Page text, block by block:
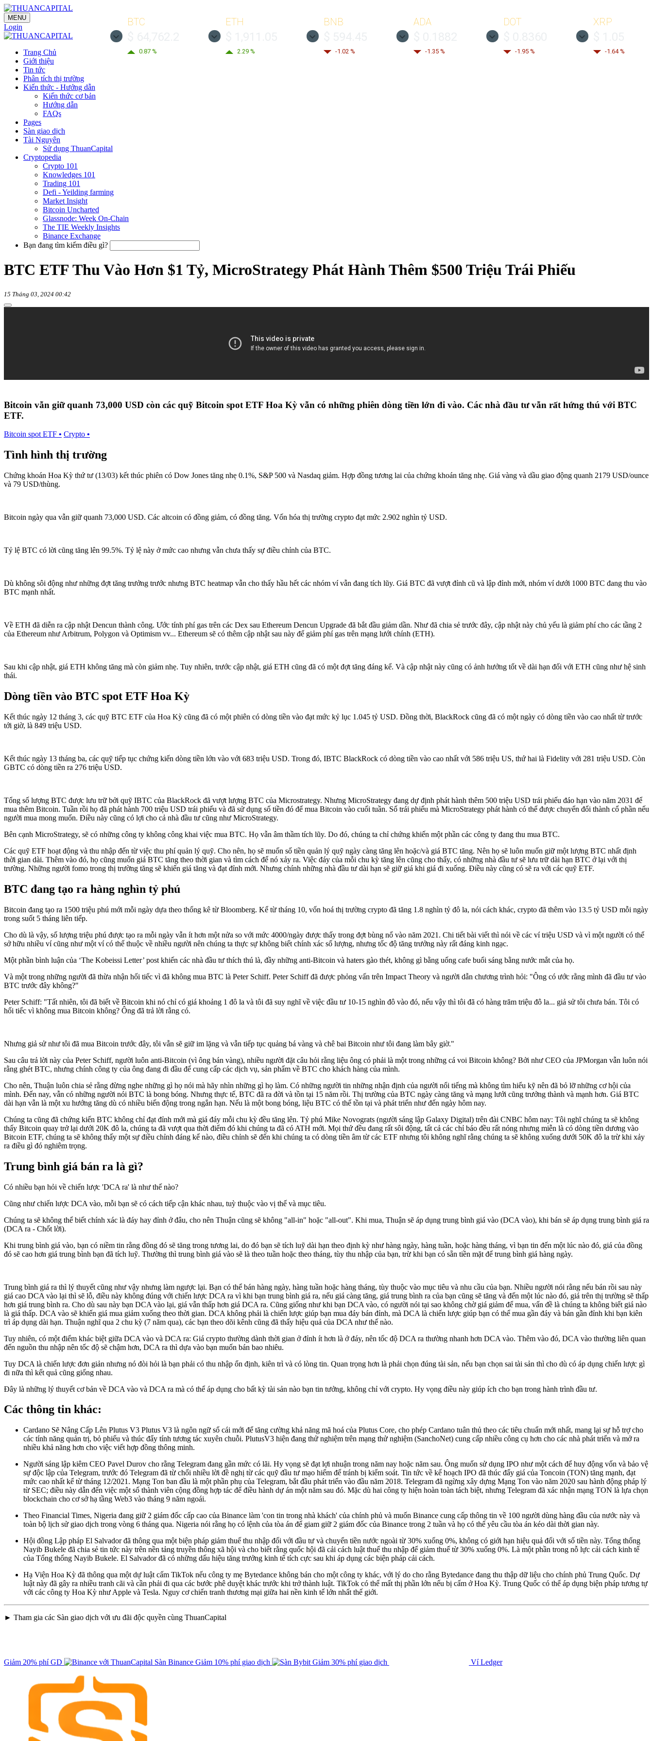
BTC
0.87 %
ETH
2.29 %
BNB
-1.02 %
ADA
-1.35 %
DOT
-1.95 %
XRP
-1.64 %
MENU
Login
Trang Chủ
Giới thiệu
Tin tức
Phân tích thị trường
Kiến thức - Hướng dẫn
Kiến thức cơ bản
Hướng dẫn
FAQs
Pages
Sàn giao dịch
Tài Nguyên
Sử dụng ThuanCapital
Cryptopedia
Crypto 101
Knowledges 101
Trading 101
Defi - Yeilding farming
Market Insight
Bitcoin Uncharted
Glassnode: Week On-Chain
The TIE Weekly Insights
Binance Exchange
Bạn đang tìm kiếm điều gì?
BTC ETF Thu Vào Hơn $1 Tỷ, MicroStrategy Phát Hành Thêm $500 Triệu Trái Phiếu
15 Tháng 03, 2024 00:42
Bitcoin vẫn giữ quanh 73,000 USD còn các quỹ Bitcoin spot ETF Hoa Kỳ vẫn có những phiên dòng tiền lớn đi vào. Các nhà đầu tư vẫn rất hứng thú với BTC
ETF.
Bitcoin spot ETF • Crypto •
Tình hình thị trường
Chứng khoán Hoa Kỳ thứ tư (13/03) kết thúc phiên có Dow Jones tăng nhẹ 0.1%, S&P 500 và Nasdaq giảm. Hợp đồng tương lai của chứng khoán tăng nhẹ. Giá vàng và dầu giao động quanh 2179 USD/ounce
và 79 USD/thùng.
Bitcoin ngày qua vẫn giữ quanh 73,000 USD. Các altcoin có đồng giảm, có đồng tăng. Vốn hóa thị trường crypto đạt mức 2.902 nghìn tỷ USD.
Tỷ lệ BTC có lời cũng tăng lên 99.5%. Tỷ lệ này ở mức cao nhưng vẫn chưa thấy sự điều chỉnh của BTC.
Dù không sôi động như những đợt tăng trưởng trước nhưng BTC heatmap vẫn cho thấy hầu hết các nhóm ví vẫn đang tích lũy. Giá BTC đã vượt đỉnh cũ và lập đỉnh mới, nhóm ví dưới 1000 BTC đang thu vào
BTC mạnh nhất.
Về ETH đã diễn ra cập nhật Dencun thành công. Ước tính phí gas trên các Dex sau Ethereum Dencun Upgrade đã bắt đầu giảm dần. Như đã chia sẻ trước đây, cập nhật này chủ yếu là giảm phí cho các tầng 2
của Ethereum như Arbitrum, Polygon và Optimism vv... Ethereum sẽ có thêm cập nhật sau này để giảm phí gas trên mạng lưới chính (ETH).
Sau khi cập nhật, giá ETH không tăng mà còn giảm nhẹ. Tuy nhiên, trước cập nhật, giá ETH cũng đã có một đợt tăng đáng kể. Và cập nhật này cũng có ảnh hưởng tốt về dài hạn đối với ETH cũng như hệ sinh
thái.
Dòng tiền vào BTC spot ETF Hoa Kỳ
Kết thúc ngày 12 tháng 3, các quỹ BTC ETF của Hoa Kỳ cũng đã có một phiên có dòng tiền vào đạt mức kỷ lục 1.045 tỷ USD. Đồng thời, BlackRock cũng đã có một ngày có dòng tiền vào cao nhất từ trước
tới giờ, là 849 triệu USD.
Kết thúc ngày 13 tháng ba, các quỹ tiếp tục chứng kiến dòng tiền lớn vào với 683 triệu USD. Trong đó, IBTC BlackRock có dòng tiền vào cao nhất với 586 triệu US, thứ hai là Fidelity với 281 triệu USD. Còn
GBTC có dòng tiền ra 276 triệu USD.
Tổng số lượng BTC được lưu trữ bởi quỹ IBTC của BlackRock đã vượt lượng BTC của Microstrategy. Nhưng MicroStrategy đang dự định phát hành thêm 500 triệu USD trái phiếu đáo hạn vào năm 2031 để
mua thêm Bitcoin. Tuần rồi họ đã phát hành 700 triệu USD trái phiếu và đã sử dụng số tiền đó để mua Bitcoin vào cuối tuần. Số trái phiếu mà MicroStrategy phát hành có thể được chuyển đổi thành cổ phần nếu
người mua mong muốn. Điều này cũng có lợi cho cả nhà đầu tư cũng như MicroStrategy.
Bên cạnh MicroStrategy, sẽ có những công ty không công khai việc mua BTC. Họ vẫn âm thầm tích lũy. Do đó, chúng ta chỉ chứng khiến một phần các công ty đang thu mua BTC.
Các quỹ ETF hoạt động và thu nhập đến từ việc thu phí quản lý quỹ. Cho nên, họ sẽ muốn số tiền quản lý quỹ ngày càng tăng lên hoặc/và giá BTC tăng. Nên họ sẽ luôn muốn giữ một lượng BTC nhất định
thời gian dài. Thêm vào đó, họ cũng muốn giá BTC tăng theo thời gian và tìm cách để nó xảy ra. Việc đáy của mỗi chu kỳ tăng lên cũng cho thấy, có những nhà đầu tư sẽ lưu trữ dài hạn BTC ở lại với thị
trường. Những người fomo trong thị trường tăng sẽ khiến giá tăng và đạt đỉnh mới. Nhưng chính những nhà đầu tư dài hạn sẽ giữ giá khi giá đi xuống. Điều này cũng có sẽ ra với các quỹ ETF.
BTC đang tạo ra hàng nghìn tỷ phú
Bitcoin đang tạo ra 1500 triệu phú mới mỗi ngày dựa theo thống kê từ Bloomberg. Kể từ tháng 10, vốn hoá thị trường crypto đã tăng 1.8 nghìn tỷ đô la, nói cách khác, crypto đã thêm vào 13.5 tỷ USD mỗi ngày
trong suốt 5 tháng liên tiếp.
Cho dù là vậy, số lượng triệu phú được tạo ra mỗi ngày vẫn ít hơn một nửa so với mức 4000/ngày được thấy trong đợt bùng nổ vào năm 2021. Chi tiết bài viết thì nói về các ví triệu USD và vì một người có thể
sở hữu nhiều ví cũng như một ví có thể thuộc về nhiều người nên chúng ta thực sự không biết chính xác số lượng, nhưng tốc độ tăng trưởng này rất đáng kinh ngạc.
Một phần bình luận của ‘The Kobeissi Letter’ post khiến các nhà đầu tư thích thú là, đầy những anti-Bitcoin và haters gào thét, không gì bằng uống cafe buổi sáng bằng nước mắt của họ.
Và một trong những người đã thừa nhận hối tiếc vì đã không mua BTC là Peter Schiff. Peter Schiff đã được phỏng vấn trên Impact Theory và người dẫn chương trình hỏi: "Ông có ước rằng mình đã đầu tư vào
BTC trước đây không?"
Peter Schiff: "Tất nhiên, tôi đã biết về Bitcoin khi nó chỉ có giá khoảng 1 đô la và tôi đã suy nghĩ về việc đầu tư 10-15 nghìn đô vào đó, nếu vậy thì tôi đã có hàng trăm triệu đô la... giả sử tôi chưa bán. Tôi có
hối tiếc vì không mua Bitcoin không? Ông đã trả lời rằng có.
Nhưng giả sử như tôi đã mua Bitcoin trước đây, tôi vẫn sẽ giữ im lặng và vẫn tiếp tục quảng bá vàng và chê bai Bitcoin như tôi đang làm bây giờ."
Sau câu trả lời này của Peter Schiff, người luôn anti-Bitcoin (vì ông bán vàng), nhiều người đặt câu hỏi rằng liệu ông có phải là một trong những cá voi Bitcoin không? Bởi như CEO của JPMorgan vẫn luôn nói
rằng ghét BTC, nhưng chính công ty của ông đang đi đầu để cung cấp các dịch vụ, sản phẩm về BTC cho khách hàng của mình.
Cho nên, Thuận luôn chia sẻ rằng đừng nghe những gì họ nói mà hãy nhìn những gì họ làm. Có những người tin những nhận định của người nổi tiếng mà không tìm hiểu kỹ nên đã bỏ lỡ những cơ hội của
mình. Đến nay, vẫn có những người nói BTC là bong bóng. Nhưng thực tế, BTC đã ra đời và tồn tại 15 năm rồi. Thị trường của BTC ngày càng tăng và mạng lưới cũng trưởng thành và mạnh hơn. Giá BTC
dài hạn vẫn là một xu hướng tăng dù có nhiều biến động trong ngắn hạn. Nếu là một bong bóng, liệu BTC có thể tồn tại và phát triển như đến ngày hôm nay.
Chúng ta cũng đã chứng kiến BTC không chỉ đạt đỉnh mới mà giá đáy mỗi chu kỳ đều tăng lên. Tỷ phú Mike Novograts (người sáng lập Galaxy Digital) trên đài CNBC hôm nay: Tôi nghĩ chúng ta sẽ không
thấy Bitcoin quay trở lại dưới 20K đô la, chúng ta đã vượt qua thời điểm đó khi chúng ta đã có ATH mới. Mọi thứ đều đang rất sôi động, tất cả các chỉ báo đều rất nóng nhưng miễn là có dòng tiền dương vào
Bitcoin ETF, chúng ta sẽ không thấy một sự điều chỉnh đáng kể nào, điều chỉnh sẽ đến khi chúng ta có dòng tiền âm từ các ETF nhưng tôi không nghĩ rằng chúng ta sẽ không xuống dưới 50K đô la trừ khi xảy
ra điều gì đó nghiêm trọng.
Trung bình giá bán ra là gì?
Có nhiều bạn hỏi về chiến lược 'DCA ra' là như thế nào?
Cũng như chiến lược DCA vào, mỗi bạn sẽ có cách tiếp cận khác nhau, tuỳ thuộc vào vị thế và mục tiêu.
Chúng ta sẽ không thể biết chính xác là đáy hay đỉnh ở đâu, cho nên Thuận cũng sẽ không "all-in" hoặc "all-out". Khi mua, Thuận sẽ áp dụng trung bình giá vào (DCA vào), khi bán sẽ áp dụng trung bình giá ra
(DCA ra - Chốt lời).
Khi trung bình giá vào, bạn có niềm tin rằng đồng đó sẽ tăng trong tương lai, do đó bạn sẽ tích luỹ dài hạn theo định kỳ như hàng ngày, hàng tuần, hoặc hàng tháng, vì bạn tin đến một lúc nào đó, giá của đồng
đó sẽ cao hơn giá trung bình bạn đã tích luỹ. Thường thì trung bình giá vào sẽ là theo tuần hoặc theo tháng, tùy thu nhập của bạn, trừ khi bạn có sẵn tiền mặt để trung bình giá hàng ngày.
Trung bình giá ra thì lý thuyết cũng như vậy nhưng làm ngược lại. Bạn có thể bán hàng ngày, hàng tuần hoặc hàng tháng, tùy thuộc vào mục tiêu và nhu cầu của bạn. Nhiều người nói rằng nếu bán rồi sau này
giá cao DCA vào lại thì sẽ lỗ, điều này không đúng với chiến lược DCA ra vì khi bạn trung bình giá ra, nếu giá càng tăng, giá trung bình ra của bạn cũng sẽ tăng và đến một lúc nào đó, giá trên thị trường sẽ thấp
hơn giá trung bình ra. Cho dù sau này bạn DCA vào lại, giá vẫn thấp hơn giá DCA ra. Cũng giống như khi bạn DCA vào, có người nói tại sao không chờ giá giảm để mua, vấn đề là chúng ta không biết giá nào
là giá thấp. DCA vào sẽ khiến giá mua giảm xuống theo thời gian. DCA không phải là chiến lược giúp bạn mua đáy bán đỉnh, mà DCA là chiến lược giúp bạn có thể mua gần đáy và bán gần đỉnh khi bạn kiên
trì áp dụng dài hạn. Thuận nghĩ qua 2 chu kỳ (7 năm qua), các bạn theo dõi kênh cũng đã thấy hiệu quả của DCA như thế nào.
Tuy nhiên, có một điểm khác biệt giữa DCA vào và DCA ra: Giá crypto thường dành thời gian ở đỉnh ít hơn là ở đáy, nên tốc độ DCA ra thường nhanh hơn DCA vào. Thêm vào đó, DCA vào thường liên quan
đến nguồn thu nhập nên tốc độ sẽ chậm hơn, DCA ra thì dựa vào bạn muốn bán bao nhiêu.
Tuy DCA là chiến lược đơn giản nhưng nó đòi hỏi là bạn phải có thu nhập ổn định, kiên trì và có lòng tin. Quan trọng hơn là phải chọn đúng tài sản, nếu bạn chọn sai tài sản thì cho dù có áp dụng chiến lược gì
đi nữa thì kết quả cũng giống nhau.
Đây là những lý thuyết cơ bản về DCA vào và DCA ra mà có thể áp dụng cho bất kỳ tài sản nào bạn tin tưởng, không chỉ với crypto. Hy vọng điều này giúp ích cho bạn trong hành trình đầu tư.
Các thông tin khác:
Cardano Sẽ Nâng Cấp Lên Plutus V3 Plutus V3 là ngôn ngữ sổ cái mới để tăng cường khả năng mã hoá của Plutus Core, cho phép Cardano tuân thủ theo các tiêu chuẩn mới nhất, mang lại sự hỗ trợ cho
các tính năng quản trị, bỏ phiếu và thúc đẩy tính tương tác xuyên chuỗi. PlutusV3 hiện đang thử nghiệm trên mạng thử nghiệm (SanchoNet) cung cấp nhiều công cụ hơn cho các nhà phát triển và mở ra
nhiều khả năng hơn cho việc viết hợp đồng thông minh.
Người sáng lập kiêm CEO Pavel Durov cho rằng Telegram đang gần mức có lãi. Hy vọng sẽ đạt lợi nhuận trong năm nay hoặc năm sau. Ông muốn sử dụng IPO như một cách để huy động vốn và bảo vệ
sự độc lập của Telegram, trước đó Telegram đã từ chối nhiều lời đề nghị từ các quỹ đầu tư mạo hiểm để tránh bị kiểm soát. Tin tức về kế hoạch IPO đã thúc đẩy giá của Toncoin (TON) tăng mạnh, đạt
mức cao nhất kể từ tháng 12/2021. Mạng Ton ban đầu là một phần phụ của Telegram, bắt đầu phát triển vào đầu năm 2018. Telegram đã ngừng xây dựng Mạng Ton vào năm 2020 sau hành động pháp lý
từ SEC; điều này dẫn đến việc một số thành viên cộng đồng hợp tác để điều hành dự án một năm sau đó. Mặc dù hai công ty hiện hoàn toàn tách biệt, nhưng Telegram đã xác nhận mạng TON là lựa chọn
blockchain cho cơ sở hạ tầng Web3 vào tháng 9 năm ngoái.
Theo Financial Times, Nigeria đang giữ 2 giám đốc cấp cao của Binance làm 'con tin trong nhà khách' của chính phủ và muốn Binance cung cấp thông tin về 100 người dùng hàng đầu của nước này và
toàn bộ lịch sử giao dịch trong vòng 6 tháng qua. Nigeria nói rằng họ có lệnh của tòa án để giam giữ 2 giám đốc của Binance trong 2 tuần và họ có thể yêu cầu tòa án kéo dài thời gian này.
Hội đồng Lập pháp El Salvador đã thông qua một biện pháp giảm thuế thu nhập đối với đầu tư và chuyển tiền nước ngoài từ 30% xuống 0%, không có giới hạn hiệu quả đối với số tiền này. Tổng thống
Nayib Bukele đã chia sẻ tin tức này trên nền tảng truyền thông xã hội và cho biết rằng quốc hội đã cải cách luật thuế thu nhập để giảm thuế từ 30% xuống 0%. Là một phần trong nỗ lực cải cách kinh tế
của Tổng thống Nayib Bukele. El Salvador đã có những dấu hiệu tăng trưởng kinh tế tích cực sau khi áp dụng các biện pháp cải cách.
Hạ Viện Hoa Kỳ đã thông qua một dự luật cấm TikTok nếu công ty mẹ Bytedance không bán cho một công ty khác, với lý do cho rằng Bytedance đang thu thập dữ liệu cho chính phủ Trung Quốc. Dự
luật này đã gây ra nhiều tranh cãi và cần phải đi qua các bước phê duyệt khác trước khi trở thành luật. TikTok có thể mất thị phần lớn nếu bị cấm ở Hoa Kỳ. Trung Quốc có thể áp dụng biện pháp tương tự
với các công ty Hoa Kỳ như Apple và Tesla. Nguy cơ chiến tranh thương mại giữa hai nền kinh tế lớn nhất thế giới.
► Tham gia các Sàn giao dịch với ưu đãi độc quyền cùng ThuanCapital
Giảm 20% phí GD Sàn Binance Giảm 10% phí giao dịch Giảm 30% phí giao dịch Ví Ledger